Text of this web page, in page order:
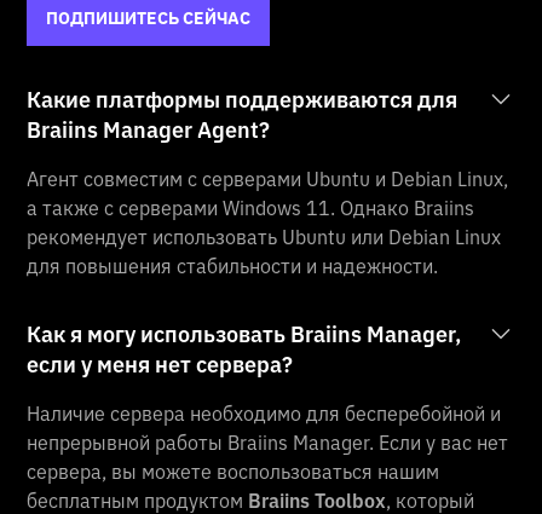
ПОДПИШИТЕСЬ СЕЙЧАС
Какие платформы поддерживаются для
Braiins Manager Agent?
Агент совместим с серверами Ubuntu и Debian Linux,
а также с серверами Windows 11. Однако Braiins
рекомендует использовать Ubuntu или Debian Linux
для повышения стабильности и надежности.
Как я могу использовать Braiins Manager,
если у меня нет сервера?
Наличие сервера необходимо для бесперебойной и
непрерывной работы Braiins Manager. Если у вас нет
сервера, вы можете воспользоваться нашим
бесплатным продуктом Braiins Toolbox, который